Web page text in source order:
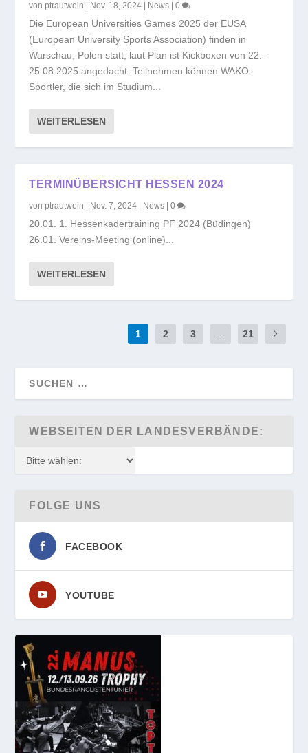
vonptrautwein Nov. 18, 2024 News |0
Die European Universities Games 2025 der EUSA
(European University Sports Association) finden in
Warschau, Polen statt, laut Plan ist Kickboxen von 22.–
25.08.2025 angedacht. Teilnehmen können WAKO-
Sportler, die sich im Studium...
WEITERLESEN
TERMINÜBERSICHT HESSEN 2024
vonptrautwein Nov. 7, 2024 News |0
20.01. 1. Hessenkadertraining PF 2024 (Büdingen)
26.01. Vereins-Meeting (online)...
WEITERLESEN
1 2 3 ... 21
WEBSEITEN DER LANDESVERBÄNDE:
FOLGE UNS
FACEBOOK
YOUTUBE